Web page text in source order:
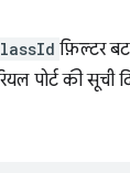
फ़िल्टर
की सूची